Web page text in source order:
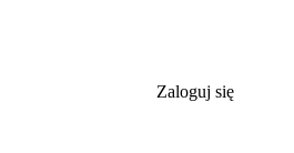
Zaloguj się